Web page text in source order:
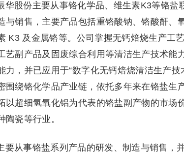
华股份主要从事铬化学品、维生素K3等铬盐
与销售，主要产品包括重铬酸钠、铬酸酐、
K3 及金属铬等。公司掌握无钙焙烧生产工
艺副产品及固废综合利用等清洁生产技术能
力，并已应用于“数字化无钙焙烧清洁生产
围绕铬化学品产业链，依托多年来在铬盐生
以超细氢氧化铝为代表的铬盐副产物的市场
陶瓷等行业。
要从事铬盐系列产品的研发、制造与销售，